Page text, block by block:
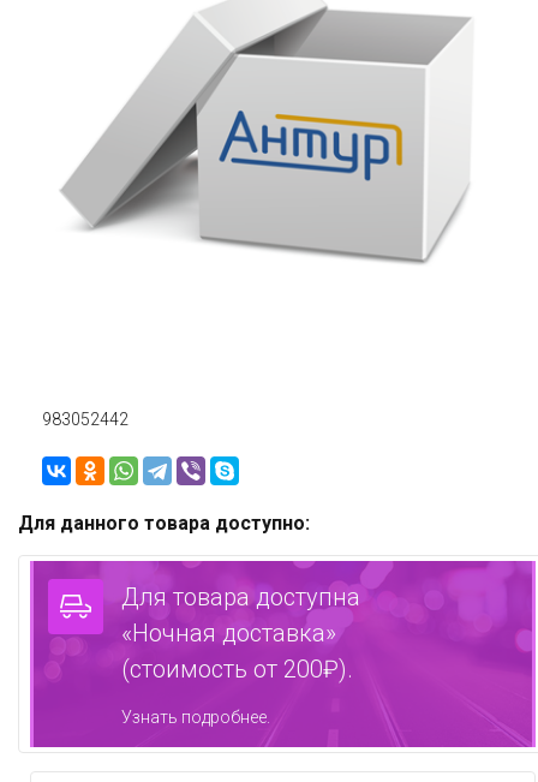
983052442
Для данного товара доступно:
Для товара доступна
«Ночная доставка»
(стоимость от 200₽).
Узнать подробнее.